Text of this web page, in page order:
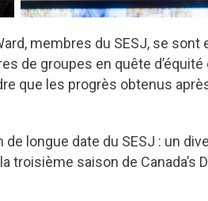
membres du SESJ, se
de groupes en quête
que les progrès obtenus
de longue date du SESJ : un
troisième saison de Canada’s